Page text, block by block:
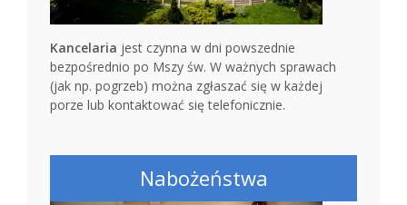
Kancelaria jest czynna w dni powszednie
bezpośrednio po Mszy św. W ważnych sprawach
(jak np. pogrzeb) można zgłaszać się w każdej
porze lub kontaktować się telefonicznie.
Nabożeństwa